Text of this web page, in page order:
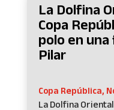
La Dolfina
Copa
polo en
Pilar
Copa República,
La Dolfina